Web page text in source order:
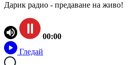
Дарик радио - предаване на живо!
00:00
Гледай